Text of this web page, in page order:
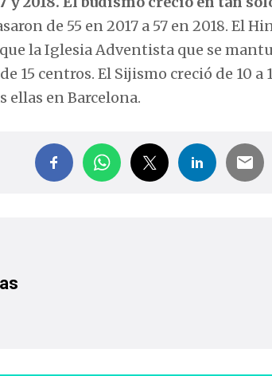
de 55 en 2017 a 57 en 2018. El
la Iglesia Adventista que se
15 centros. El Sijismo creció de 10 a
ellas en Barcelona.